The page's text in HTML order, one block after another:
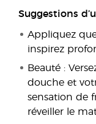
Suggestions
Appliquez
inspirez
Beauté :
douche et
sensation de
réveiller le